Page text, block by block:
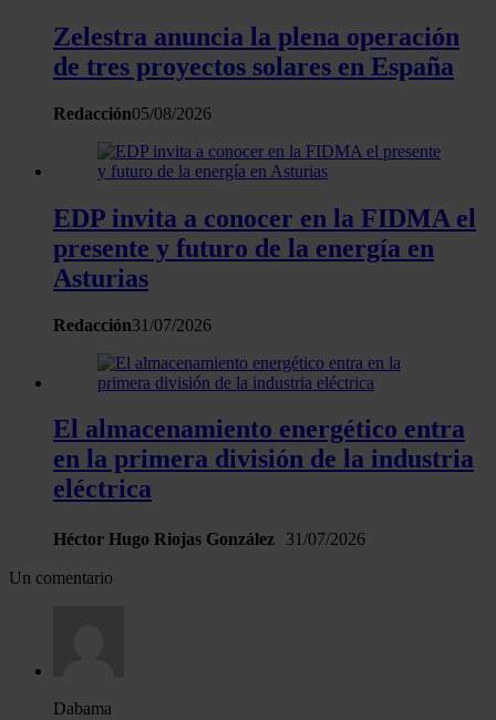
uso que haga del sitio web con nuestros partners de redes
sociales, publicidad y análisis web, quienes pueden
con otra información que les haya proporcionado o que
recopilado a partir del uso que haya hecho de sus servicios.
Zelestra anuncia la plena operación
de tres proyectos solares en España
Redacción05/08/2026
EDP invita a conocer en la FIDMA el
presente y futuro de la energía en
Asturias
Redacción31/07/2026
El almacenamiento energético entra
en la primera división de la industria
eléctrica
Héctor Hugo Riojas González 31/07/2026
Un comentario
Dabama